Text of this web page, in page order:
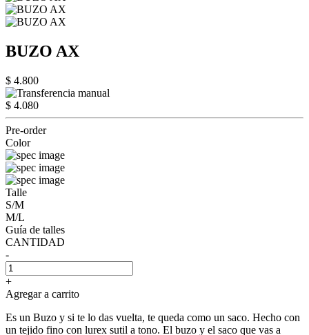
BUZO AX
$ 4.800
$ 4.080
Pre-order
Color
Talle
S/M
M/L
Guía de talles
CANTIDAD
-
+
Agregar a carrito
Es un Buzo y si te lo das vuelta, te queda como un saco. Hecho con
un tejido fino con lurex sutil a tono. El buzo y el saco que vas a